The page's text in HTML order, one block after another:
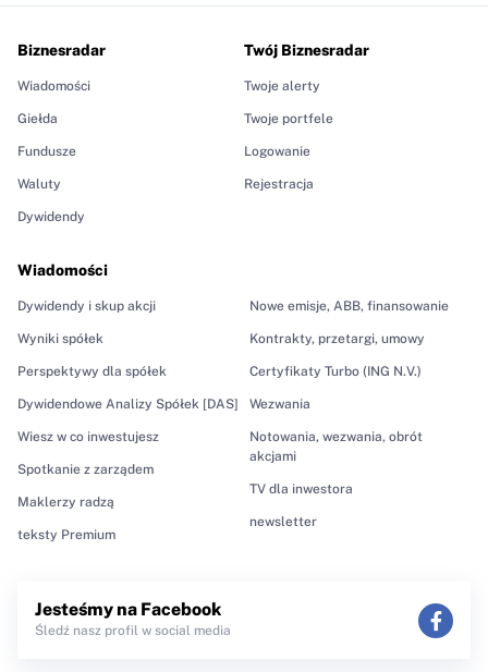
Biznesradar
Wiadomości
Giełda
Fundusze
Waluty
Dywidendy
Wiadomości
Dywidendy i skup akcji
Wyniki spółek
Perspektywy dla spółek
Dywidendowe Analizy Spółek [DAS]
Wiesz w co inwestujesz
Spotkanie z zarządem
Maklerzy radzą
teksty Premium
Nowe emisje, ABB, finansowanie
Kontrakty, przetargi, umowy
Certyfikaty Turbo (ING N.V.)
Wezwania
Notowania, wezwania, obrót
akcjami
TV dla inwestora
newsletter
Twój Biznesradar
Twoje alerty
Twoje portfele
Logowanie
Rejestracja
Jesteśmy na Facebook
Śledź nasz profil w social media